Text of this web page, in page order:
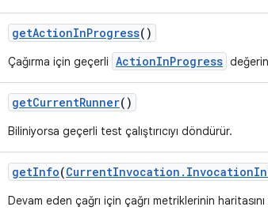
getActionInProgress()
Çağırma için geçerli ActionInProgress
getCurrentRunner()
Biliniyorsa geçerli test çalıştırıcıyı döndürür.
getInfo(CurrentInvocation . Invocation
Devam eden çağrı için çağrı metriklerinin